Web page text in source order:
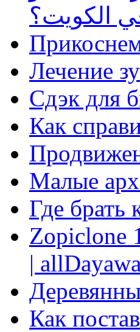
الكويت؟
Лечение
Сдэк для
Как
Малые
Где брать
Zopiclone
|
Как